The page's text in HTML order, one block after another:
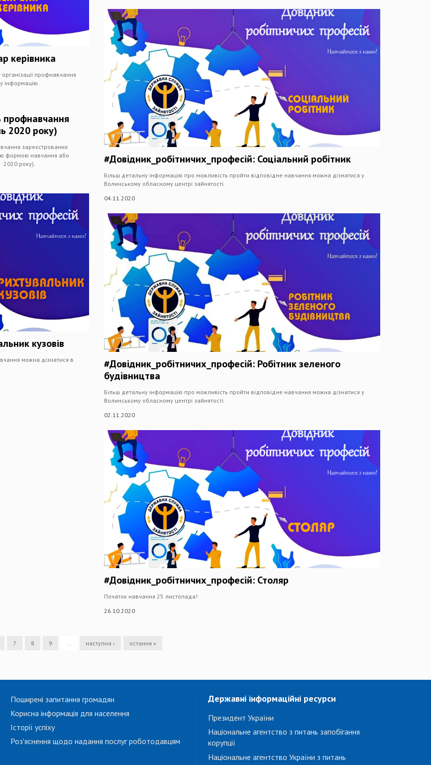
керівника
профнавчання
інформацію.
профнавчання
2020 року)
зареєстрованих
формою навчання або
року).
кузовів
можна дізнатися в
#Довідник_робітничих_професій: Соціальний робітник
Більш детальну інформацію про можливість пройти відповідне навчання можна дізнатися у
Волинському обласному центрі зайнятості.
04.11.2020
#Довідник_робітничих_професій: Робітник зеленого
будівництва
Більш детальну інформацію про можливість пройти відповідне навчання можна дізнатися у
Волинському обласному центрі зайнятості.
02.11.2020
#Довідник_робітничих_професій: Столяр
Початок навчання 25 листопада!
26.10.2020
7 8 9 … наступна › остання »
Поширені запитання громадян
Корисна інформація для населення
Історії успіху
Роз'яснення щодо надання послуг роботодавцям
Державні інформаційні ресурси
Президент України
Національне агентство з питань запобігання
корупції
Національне агентство України з питань